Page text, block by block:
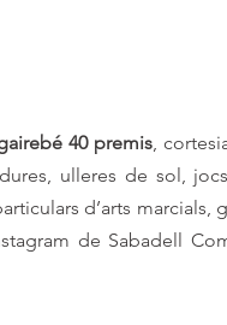
40 premis,
ulleres de sol,
d’arts marcials,
de Sabadell